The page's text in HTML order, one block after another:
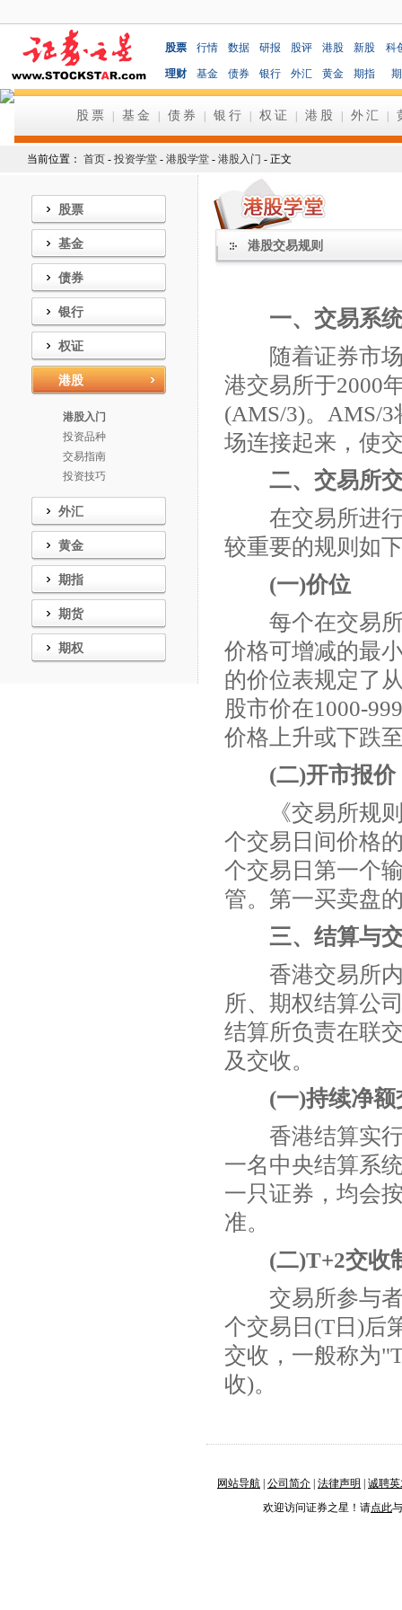
股票 行情 数据 研报 股评 港股 新股 科
理财 基金 债券 银行 外汇 黄金 期指
股票 |基金 |债券 |银行 |权证 |港股 |外汇 |
当前位置： 首页 - 投资学堂 - 港股学堂 - 港股入门 - 正文
港股交易规则
一、交易系
随着证券市场
港交易所于2000
(AMS/3)。AMS/
场连接起来，使
二、交易所
在交易所进行
较重要的规则如
(一)价位
每个在交易所
价格可增减的最
的价位表规定了
股市价在1000-
价格上升或下跌
(二)开市报价
《交易所规则
个交易日间价格
个交易日第一个
管。第一买卖盘
三、结算与
香港交易所内
所、期权结算公
结算所负责在联
及交收。
(一)持续净
香港结算实行
一名中央结算系
一只证券，均会
准。
(二)T+2交收
交易所参与者
个交易日(T日)后
交收，一般称为
收)。
股票
基金
债券
银行
权证
港股
港股入门
投资品种
交易指南
投资技巧
外汇
黄金
期指
期货
期权
网站导航 公司简介 法律声明
诚聘
欢迎访问证券之星！请点此